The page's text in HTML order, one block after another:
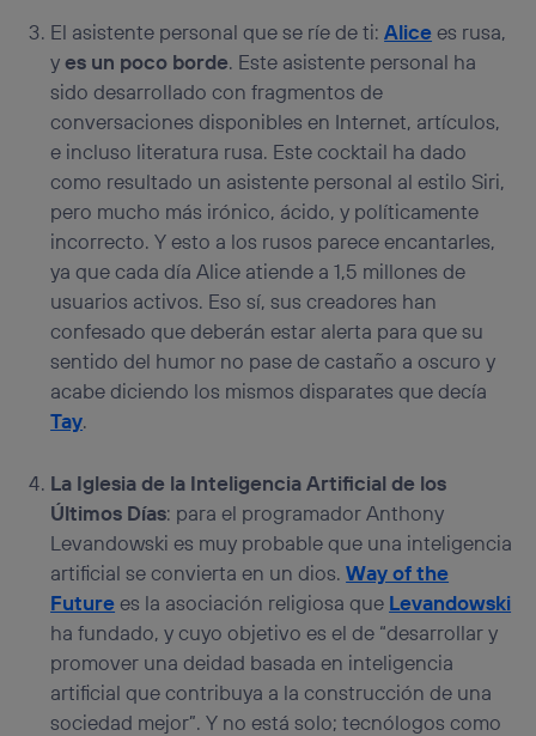
El asistente personal que se ríe de ti:Alicees rusa,
yes un poco borde. Este asistente personal ha
sido desarrollado con fragmentos de
conversaciones disponibles en Internet, artículos,
e incluso literatura rusa. Este cocktail ha dado
como resultado un asistente personal al estilo Siri,
pero mucho más irónico, ácido, y políticamente
incorrecto. Y esto a los rusos parece encantarles,
ya que cada día Alice atiende a 1,5 millones de
usuarios activos. Eso sí, sus creadores han
confesado que deberán estar alerta para que su
sentido del humor no pase de castaño a oscuro y
acabe diciendo los mismos disparates que decía
Tay.
La Iglesia de la Inteligencia Artificial de los
Últimos Días: para el programador Anthony
Levandowski es muy probable que una inteligencia
artificial se convierta en un dios.Way of the
Futurees la asociación religiosa que Levandowski
ha fundado, y cuyo objetivo es el de “desarrollar y
promover una deidad basada en inteligencia
artificial que contribuya a la construcción de una
sociedad mejor”. Y no está solo; tecnólogos como